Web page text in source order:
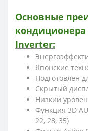
Основные
кондиционера
Inverter:
Японские
Подготовлен
Скрытый
Низкий
Функция 3D
22, 28, 35)